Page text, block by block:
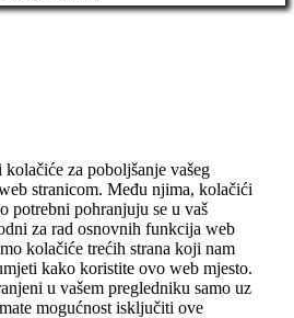
za poboljšanje vašeg
stranicom. Među njima, kolačići
potrebni pohranjuju se u vaš
za rad osnovnih funkcija web
kolačiće trećih strana koji nam
kako koristite ovo web mjesto.
u vašem pregledniku samo uz
mogućnost isključiti ove